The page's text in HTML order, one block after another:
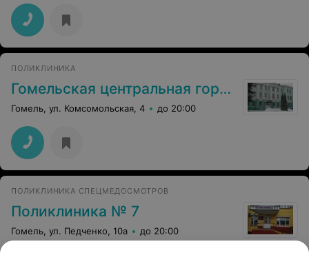
ПОЛИКЛИНИКА
Гомельская центральная городская поликлиника филиал №10
Гомель, ул. Комсомольская, 4 до 20:00
ПОЛИКЛИНИКА СПЕЦМЕДОСМОТРОВ
Поликлиника № 7
Гомель, ул. Педченко, 10а до 20:00